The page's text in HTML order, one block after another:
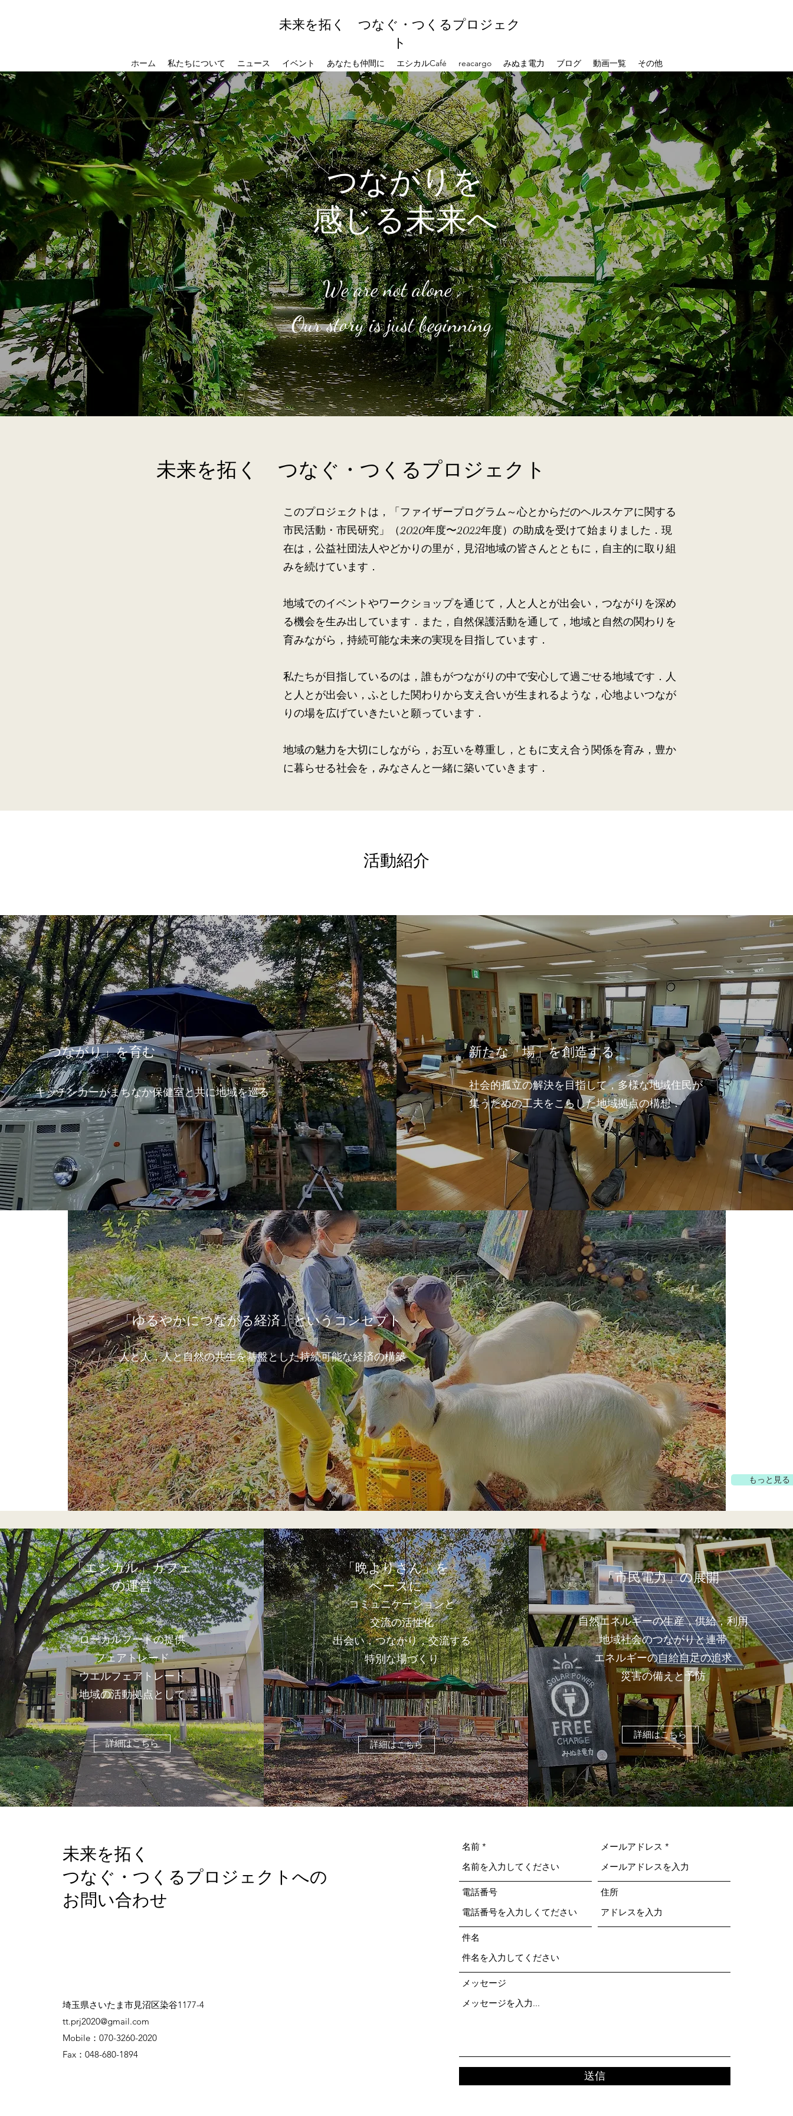
未来を拓く つなぐ・つくるプロジェク
ト
ホーム 私たちについて ニュース イベント あなたも仲間に エシカルCafé reacargo みぬま電力 ブログ 動画一覧 その他
つながりを
感じる未来へ
We are not alone ,
Our story is just beginning
未来を拓く つなぐ・つくるプロジェクト
このプロジェクトは，「ファイザープログラム～心とからだのヘルスケアに関する
市民活動・市民研究」（2020年度〜2022年度）の助成を受けて始まりました．現
在は，公益社団法人やどかりの里が，見沼地域の皆さんとともに，自主的に取り組
みを続けています．
地域でのイベントやワークショップを通じて，人と人とが出会い，つながりを深め
る機会を生み出しています．また，自然保護活動を通して，地域と自然の関わりを
育みながら，持続可能な未来の実現を目指しています．
私たちが目指しているのは，誰もがつながりの中で安心して過ごせる地域です．人
と人とが出会い，ふとした関わりから支え合いが生まれるような，心地よいつなが
りの場を広げていきたいと願っています．
地域の魅力を大切にしながら，お互いを尊重し，ともに支え合う関係を育み，豊か
に暮らせる社会を，みなさんと一緒に築いていきます．
活動紹介
「つながり」を育む
キッチンカーがまちなか保健室と共に地域を巡る
新たな「場」を創造する
社会的孤立の解決を目指して，多様な地域住民が
集うための工夫をこらした地域拠点の構想．
「ゆるやかにつながる経済」というコンセプト
人と人，人と自然の共生を基盤とした持続可能な経済の構築
もっと見る
​「エシカル」カフェ
の運営
ローカルフードの提供
フェアトレード
​ウエルフェアトレード
​地域の活動拠点として
詳細はこちら
「晩よりさん」を
​ベースに
コミュニケーションと
交流の活性化
出会い，つながり，交流する
特別な場づくり
詳細はこちら
「市民電力」の展開
自然エネルギーの生産，供給，利用
地域社会のつながりと連帯
エネルギーの自給自足の追求
​災害の備えと予防
詳細はこちら
未来を拓く
つなぐ・つくるプロジェクトへの
お問い合わせ
埼玉県さいたま市見沼区染谷1177-4
tt.prj2020@gmail.com
Mobile：070-3260-2020
Fax：048-680-1894
名前 メールアドレス
電話番号 住所
件名
メッセージ
送信